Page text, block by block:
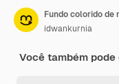
Fundo colorido de
idwankurnia
Você também